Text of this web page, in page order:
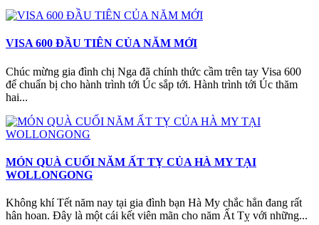
VISA 600 ĐẦU TIÊN CỦA NĂM MỚI
Chúc mừng gia đình chị Nga đã chính thức cầm trên tay Visa 600
để chuẩn bị cho hành trình tới Úc sắp tới. Hành trình tới Úc thăm
hai...
MÓN QUÀ CUỐI NĂM ẤT TỴ CỦA HÀ MY TẠI
WOLLONGONG
Không khí Tết năm nay tại gia đình bạn Hà My chắc hẳn đang rất
hân hoan. Đây là một cái kết viên mãn cho năm Ất Tỵ với những...